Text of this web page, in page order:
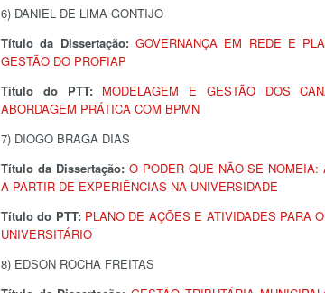
6) DANIEL DE LIMA GONTIJO
Título da Dissertação: GOVERNANÇA EM REDE E
GESTÃO DO PROFIAP
Título do PTT:
MODELAGEM E GESTÃO DOS
ABORDAGEM PRÁTICA COM BPMN
7) DIOGO BRAGA DIAS
Título da Dissertação: O PODER QUE NÃO SE NOMEIA:
A PARTIR DE EXPERIÊNCIAS NA UNIVERSIDADE
Título do PTT: PLANO DE AÇÕES E ATIVIDADES PARA
UNIVERSITÁRIO
8) EDSON ROCHA FREITAS